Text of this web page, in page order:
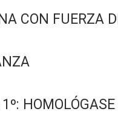
CON FUERZA